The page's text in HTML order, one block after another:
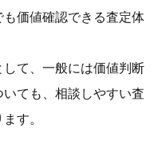
価値確認できる査定体
て、一般には価値判断
ても、相談しやすい査
す。